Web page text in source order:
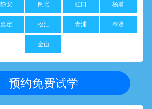
静安 闸北 虹口 杨浦
嘉定 松江 青浦 奉贤
金山
预约免费试学